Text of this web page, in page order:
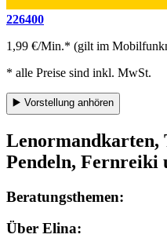
226400
1,99 €/Min.* (gilt im
* alle Preise sind inkl. MwSt.
▶️ Vorstellung anhören
Lenormandkarten,
Pendeln, Fernreiki
Beratungsthemen:
Über Elina: